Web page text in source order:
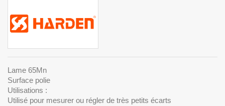
Lame 65Mn
Surface polie
Utilisations :
Utilisé pour mesurer ou régler de très petits écarts